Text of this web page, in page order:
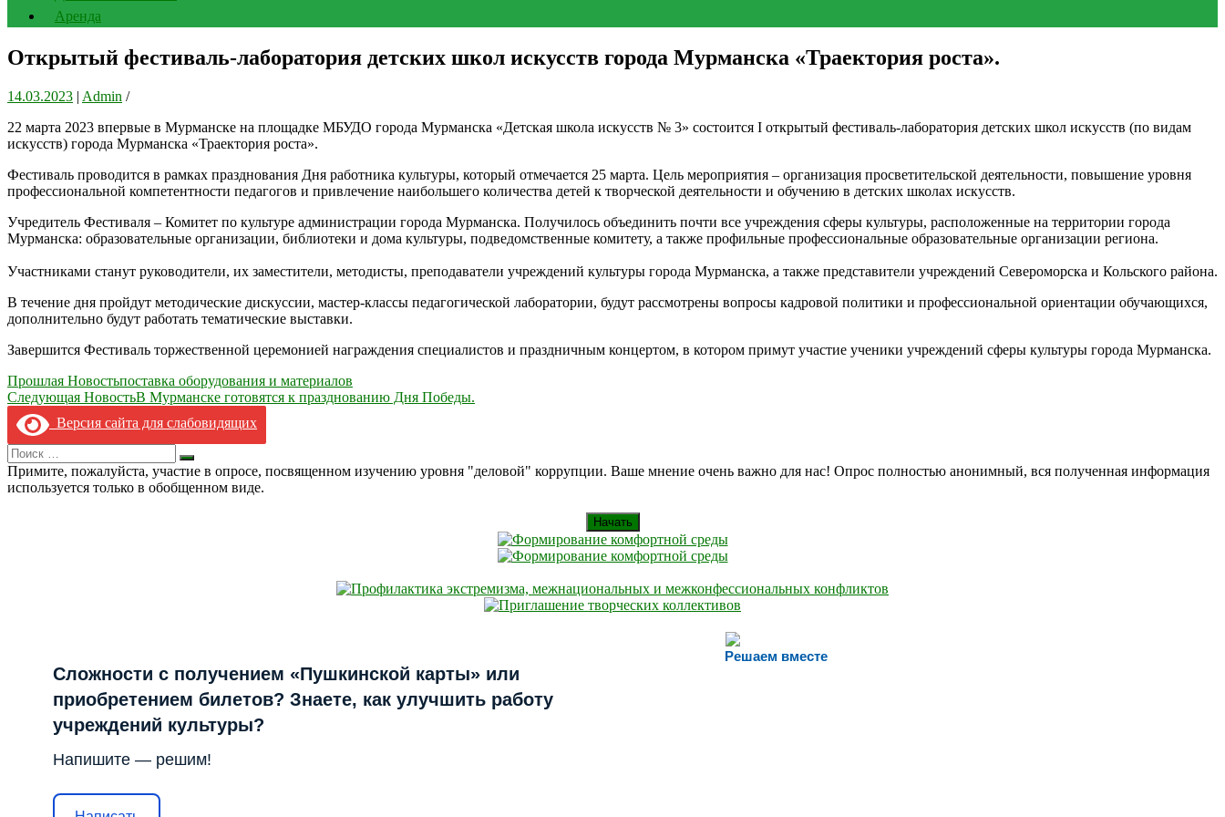
Аренда
Открытый фестиваль-лаборатория детских школ искусств города Мурманска «Траектория роста».
14.03.2023 | Admin /
22 марта 2023 впервые в Мурманске на площадке МБУДО города Мурманска «Детская школа искусств № 3» состоится I открытый фестиваль-лаборатория детских школ искусств (по видам
искусств) города Мурманска «Траектория роста».
Фестиваль проводится в рамках празднования Дня работника культуры, который отмечается 25 марта. Цель мероприятия – организация просветительской деятельности, повышение уровня
профессиональной компетентности педагогов и привлечение наибольшего количества детей к творческой деятельности и обучению в детских школах искусств.
Учредитель Фестиваля – Комитет по культуре администрации города Мурманска. Получилось объединить почти все учреждения сферы культуры, расположенные на территории города
Мурманска: образовательные организации, библиотеки и дома культуры, подведомственные комитету, а также профильные профессиональные образовательные организации региона.
Участниками станут руководители, их заместители, методисты, преподаватели учреждений культуры города Мурманска, а также представители учреждений Североморска и Кольского района.
В течение дня пройдут методические дискуссии, мастер-классы педагогической лаборатории, будут рассмотрены вопросы кадровой политики и профессиональной ориентации обучающихся,
дополнительно будут работать тематические выставки.
Завершится Фестиваль торжественной церемонией награждения специалистов и праздничным концертом, в котором примут участие ученики учреждений сферы культуры города Мурманска.
Навигация
по
записям
Прошлая Новостьпоставка оборудования и материалов
Следующая НовостьВ Мурманске готовятся к празднованию Дня Победы.
Версия сайта для слабовидящих
Search
for:
Искать
Примите, пожалуйста, участие в опросе, посвященном изучению уровня "деловой" коррупции. Ваше мнение очень важно для нас! Опрос полностью анонимный, вся полученная информация
используется только в обобщенном виде.
Начать
Решаем вместе
Сложности с получением «Пушкинской карты» или
приобретением билетов? Знаете, как улучшить работу
учреждений культуры?
Напишите — решим!